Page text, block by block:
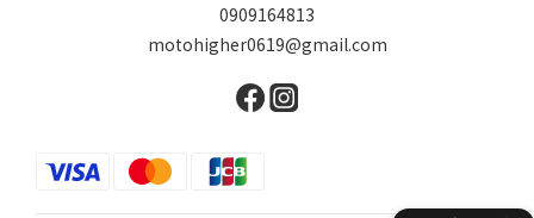
0909164813
motohigher0619@gmail.com